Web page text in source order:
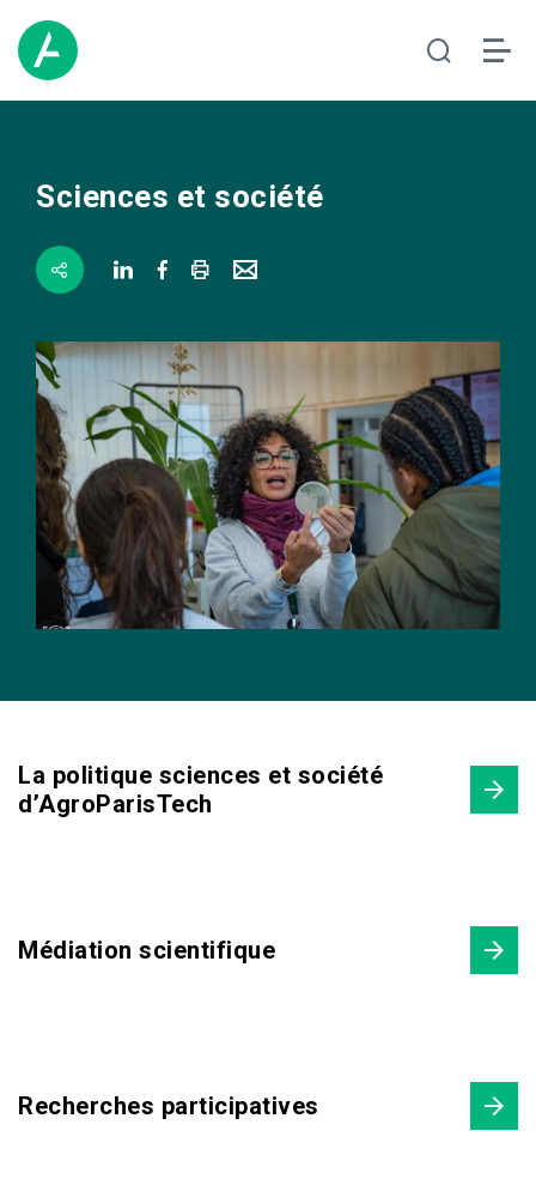
Sciences et société
La politique sciences et société
d’AgroParisTech
Médiation scientifique
Recherches participatives